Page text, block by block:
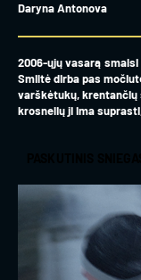
Daryna Antonova
2006-ųjų vasarą
Smiltė dirba pas
varškėtukų, krentančių
krosnelių ji ima